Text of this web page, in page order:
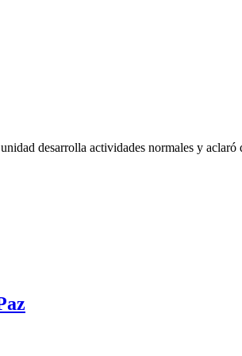
desarrolla actividades normales y